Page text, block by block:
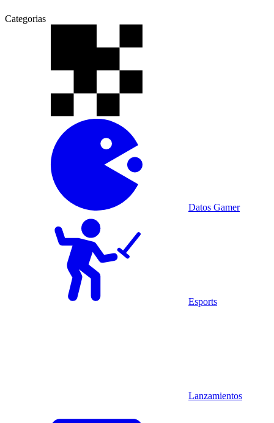
Categorias
Datos Gamer
Esports
Lanzamientos